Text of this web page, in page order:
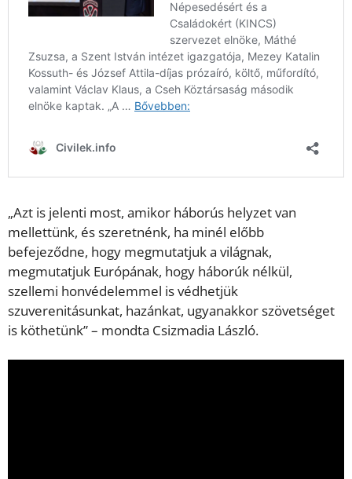
„Azt is jelenti most, amikor háborús helyzet van
mellettünk, és szeretnénk, ha minél előbb
befejeződne, hogy megmutatjuk a világnak,
megmutatjuk Európának, hogy háborúk nélkül,
szellemi honvédelemmel is védhetjük
szuverenitásunkat, hazánkat, ugyanakkor szövetséget
is köthetünk” – mondta Csizmadia László.